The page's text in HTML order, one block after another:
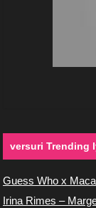
versuri Trending
Guess Who x
Irina Rimes –